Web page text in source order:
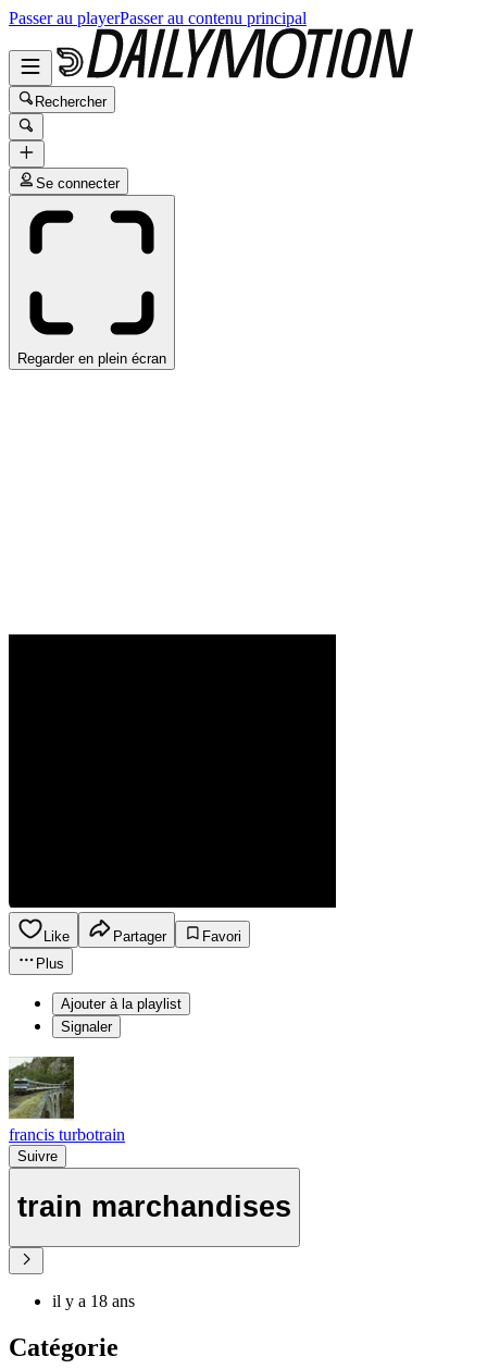
Passer au playerPasser au contenu principal
Rechercher
Se connecter
Regarder en plein écran
Like Partager
Favori
Plus
Ajouter à la playlist
Signaler
francis turbotrain
Suivre
train marchandises
il y a 18 ans
Catégorie